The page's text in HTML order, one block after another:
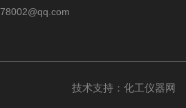
技术支持： 化工仪器网